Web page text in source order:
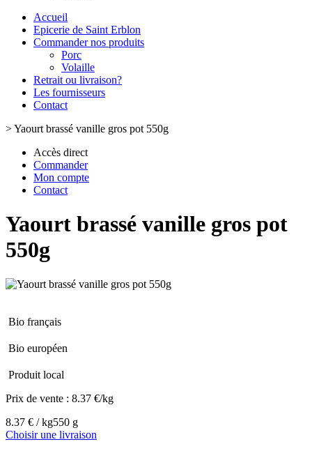
Accueil
Epicerie de Saint Erblon
Commander nos produits
Porc
Volaille
Retrait ou livraison?
Les fournisseurs
Contact
>Yaourt brassé vanille gros pot 550g
Accès direct
Commander
Mon compte
Contact
Yaourt brassé vanille gros pot
550g
Bio français
Bio européen
Produit local
Prix de vente : 8.37 €/kg
8.37 € / kg550 g
Choisir une livraison